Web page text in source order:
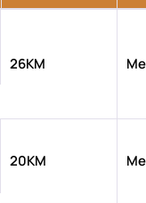
26KM
20KM